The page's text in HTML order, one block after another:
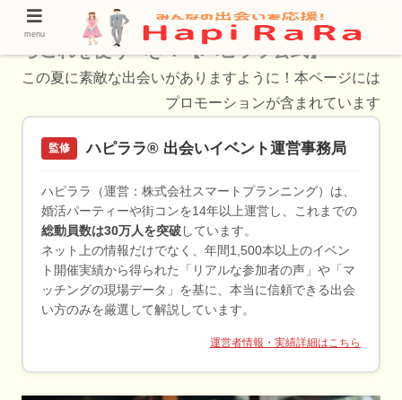
【清澄白河の婚活】で推しをする婚活するな
らこれを使うべき！【ハピララ公式】
この夏に素敵な出会いがありますように！本ページには
プロモーションが含まれています
監修 ハピララ® 出会いイベント運営事務局
ハピララ（運営：株式会社スマートプランニング）は、
婚活パーティーや街コンを14年以上運営し、これまでの
総動員数は30万人を突破 しています。
ネット上の情報だけでなく、年間1,500本以上のイベン
ト開催実績から得られた「リアルな参加者の声」や「マ
ッチングの現場データ」を基に、本当に信頼できる出会
い方のみを厳選して解説しています。
運営者情報・実績詳細はこちら
menu